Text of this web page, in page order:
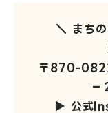
＼ まち
〒870-0822
−
▶ 公式